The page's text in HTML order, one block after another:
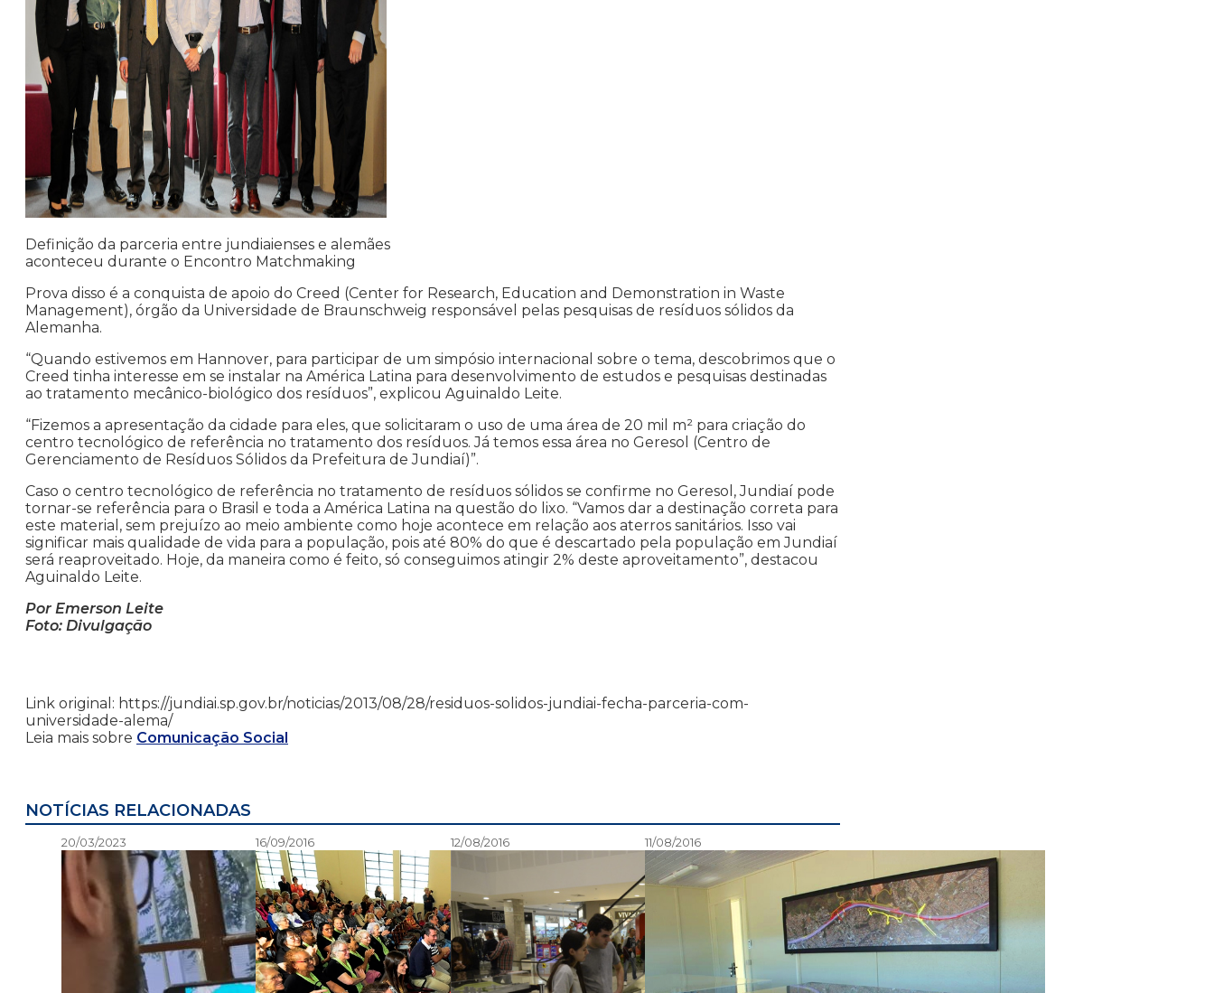
Definição da parceria entre jundiaienses e alemães
aconteceu durante o Encontro Matchmaking
Prova disso é a conquista de apoio do Creed (Center for Research, Education and Demonstration in Waste
Management), órgão da Universidade de Braunschweig responsável pelas pesquisas de resíduos sólidos da
Alemanha.
“Quando estivemos em Hannover, para participar de um simpósio internacional sobre o tema, descobrimos que o
Creed tinha interesse em se instalar na América Latina para desenvolvimento de estudos e pesquisas destinadas
ao tratamento mecânico-biológico dos resíduos”, explicou Aguinaldo Leite.
“Fizemos a apresentação da cidade para eles, que solicitaram o uso de uma área de 20 mil m² para criação do
centro tecnológico de referência no tratamento dos resíduos. Já temos essa área no Geresol (Centro de
Gerenciamento de Resíduos Sólidos da Prefeitura de Jundiaí)”.
Caso o centro tecnológico de referência no tratamento de resíduos sólidos se confirme no Geresol, Jundiaí pode
tornar-se referência para o Brasil e toda a América Latina na questão do lixo. “Vamos dar a destinação correta para
este material, sem prejuízo ao meio ambiente como hoje acontece em relação aos aterros sanitários. Isso vai
significar mais qualidade de vida para a população, pois até 80% do que é descartado pela população em Jundiaí
será reaproveitado. Hoje, da maneira como é feito, só conseguimos atingir 2% deste aproveitamento”, destacou
Aguinaldo Leite.
Por Emerson Leite
Foto: Divulgação
Link original: https://jundiai.sp.gov.br/noticias/2013/08/28/residuos-solidos-jundiai-fecha-parceria-com-
universidade-alema/
Leia mais sobre Comunicação Social
NOTÍCIAS RELACIONADAS
20/03/2023 16/09/2016 12/08/2016 11/08/2016